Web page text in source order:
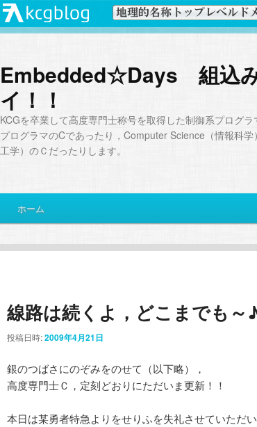
Embedded☆Days 組込
イ！！
KCGを卒業して高度専門士称号を取得した制御系プログ
プログラマのCであったり，Computer Science（情報科
工学）のＣだったりします。
メ
イ
コ
ン
テ
ン
サ
ブ
ン
テ
ン
ツ
ホーム
線路は続くよ，どこまでも～
投稿日時:2009年4月21日
銀のつばさにのぞみをのせて（以下略），
高度専門士Ｃ，定刻どおりにただいま更新！！
本日は某勇者特急よりをせりふを失礼させていただ